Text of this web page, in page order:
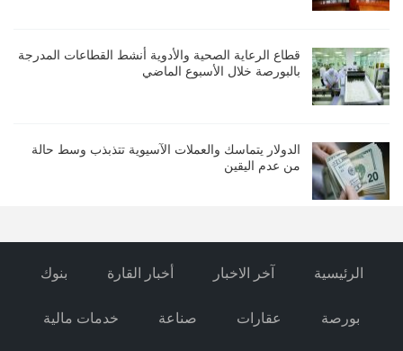
قطاع الرعاية الصحية والأدوية أنشط القطاعات المدرجة
بالبورصة خلال الأسبوع الماضي
الدولار يتماسك والعملات الآسيوية تتذبذب وسط حالة
من عدم اليقين
الرئيسية آخر الاخبار أخبار القارة بنوك
بورصة عقارات صناعة خدمات مالية